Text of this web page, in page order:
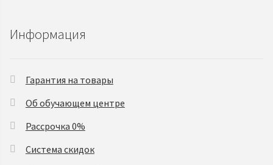
Информация
Гарантия на товары
Об обучающем центре
Рассрочка 0%
Система скидок